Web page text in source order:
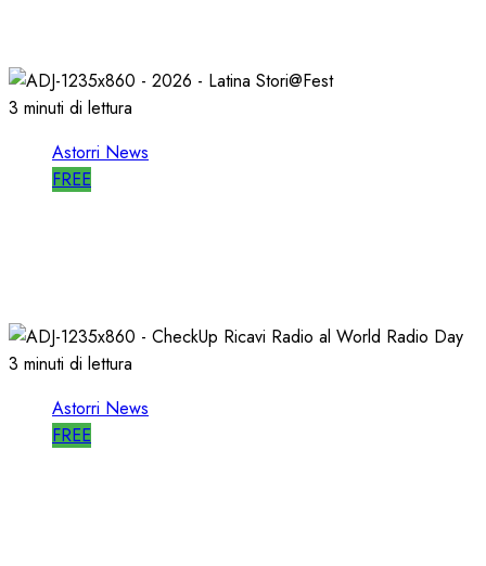
3 minuti di lettura
Astorri News
FREE
3 minuti di lettura
Astorri News
FREE